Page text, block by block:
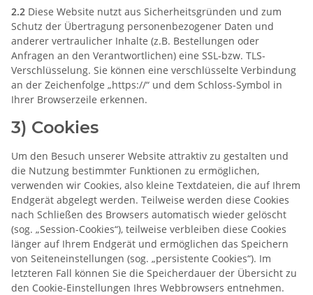
2.2 Diese Website nutzt aus Sicherheitsgründen und zum
Schutz der Übertragung personenbezogener Daten und
anderer vertraulicher Inhalte (z.B. Bestellungen oder
Anfragen an den Verantwortlichen) eine SSL-bzw. TLS-
Verschlüsselung. Sie können eine verschlüsselte Verbindung
an der Zeichenfolge „https://“ und dem Schloss-Symbol in
Ihrer Browserzeile erkennen.
3) Cookies
Um den Besuch unserer Website attraktiv zu gestalten und
die Nutzung bestimmter Funktionen zu ermöglichen,
verwenden wir Cookies, also kleine Textdateien, die auf Ihrem
Endgerät abgelegt werden. Teilweise werden diese Cookies
nach Schließen des Browsers automatisch wieder gelöscht
(sog. „Session-Cookies“), teilweise verbleiben diese Cookies
länger auf Ihrem Endgerät und ermöglichen das Speichern
von Seiteneinstellungen (sog. „persistente Cookies“). Im
letzteren Fall können Sie die Speicherdauer der Übersicht zu
den Cookie-Einstellungen Ihres Webbrowsers entnehmen.